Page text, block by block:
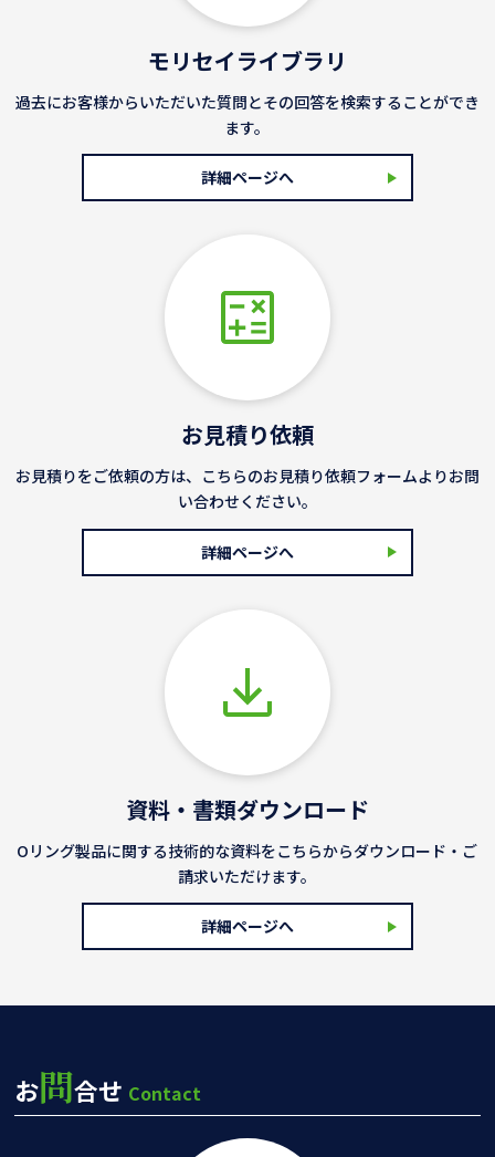
モリセイライブラリ
過去にお客様からいただいた質問とその回答を検索することができ
ます。
詳細ページへ
お見積り依頼
お見積りをご依頼の方は、こちらのお見積り依頼フォームよりお問
い合わせください。
詳細ページへ
資料・書類ダウンロード
Oリング製品に関する技術的な資料をこちらからダウンロード・ご
請求いただけます。
詳細ページへ
お問合せ Contact